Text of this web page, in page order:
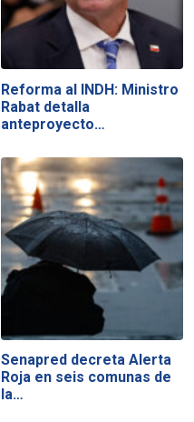
Reforma al INDH: Ministro
Rabat detalla
anteproyecto…
Senapred decreta Alerta
Roja en seis comunas de
la…